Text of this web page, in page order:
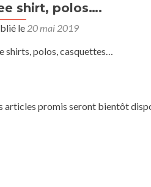
shirt, polos….
le 20 mai 2019
shirts, polos, casquettes…
articles promis seront bientôt